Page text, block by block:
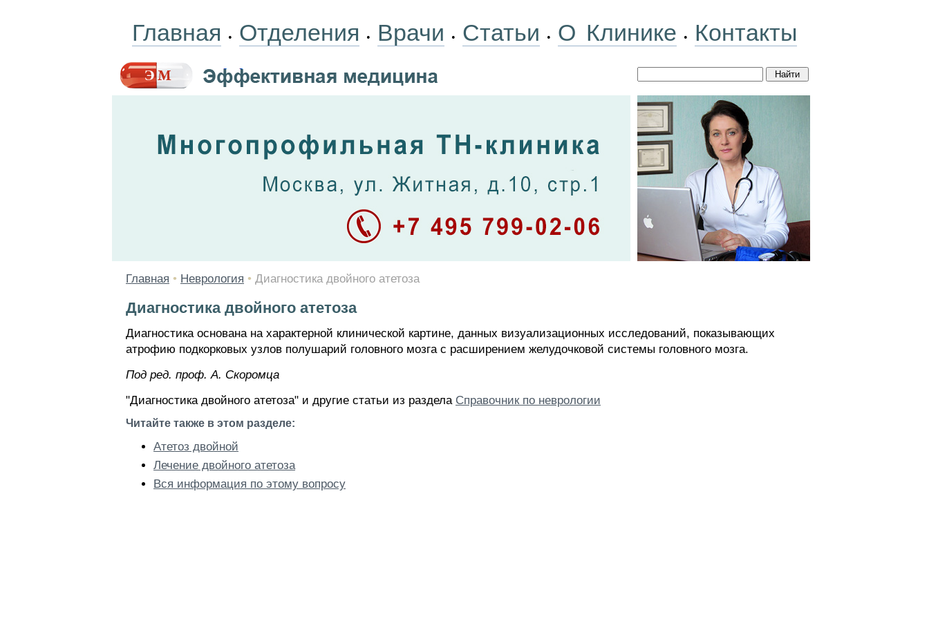
Главная • Отделения • Врачи • Статьи • О Клинике • Контакты
Главная • Неврология • Диагностика двойного атетоза
Диагностика двойного атетоза
Диагностика основана на характерной клинической картине, данных визуализационных исследований, показывающих
атрофию подкорковых узлов полушарий головного мозга с расширением желудочковой системы головного мозга.
Пoд peд. проф. А. Скоромца
"Диагностика двойного атетоза" и другие статьи из раздела Справочник по неврологии
Читайте также в этом разделе:
Атетоз двойной
Лечение двойного атетоза
Вся информация по этому вопросу